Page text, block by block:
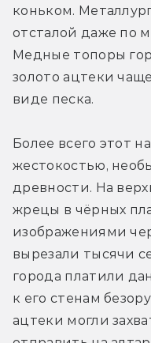
коньком.
отсталой даже по
Медные топоры
золото ацтеки
виде песка.
Более всего этот
жестокостью,
древности. На
жрецы в чёрных
изображениями
вырезали тысячи
города платили
к его стенам
ацтеки могли